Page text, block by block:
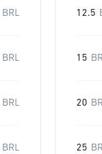
BRL
BRL
BRL
BRL
12.5
15
20
25